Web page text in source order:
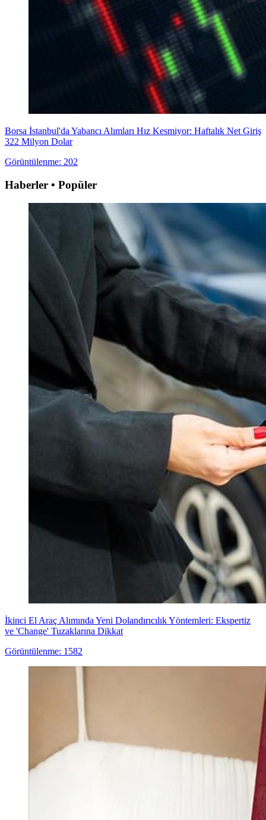
Borsa İstanbul'da Yabancı Alımları Hız Kesmiyor: Haftalık Net Giriş
322 Milyon Dolar
Görüntülenme: 202
Haberler • Popüler
İkinci El Araç Alımında Yeni Dolandırıcılık Yöntemleri: Ekspertiz
ve 'Change' Tuzaklarına Dikkat
Görüntülenme: 1582